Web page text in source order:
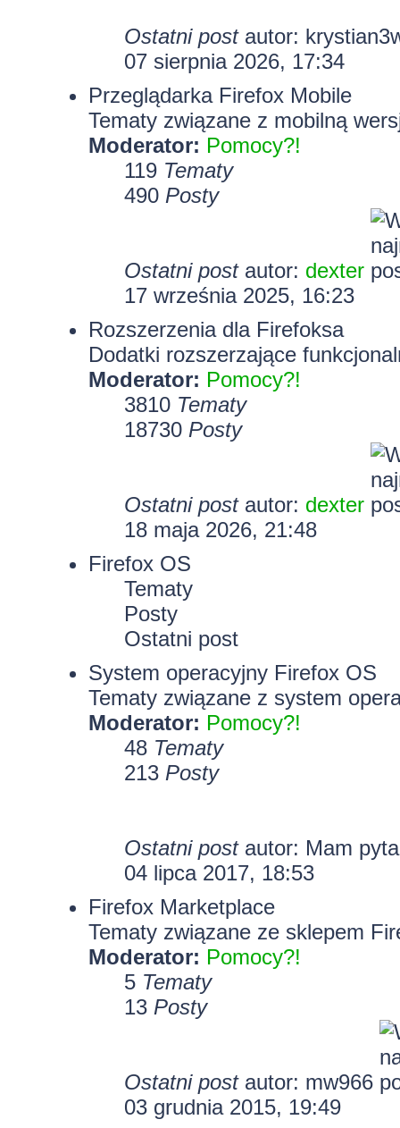
Ostatni postautor:
07 sierpnia 2026, 17:34
Przeglądarka Firefox Mobile
Tematy związane z mobilną
Moderator: Pomocy?!
119 Tematy
490 Posty
Ostatni postautor: dexter
17 września 2025, 16:23
Rozszerzenia dla Firefoksa
Dodatki rozszerzające
Moderator: Pomocy?!
3810 Tematy
18730 Posty
Ostatni postautor: dexter
18 maja 2026, 21:48
Firefox OS
Tematy
Posty
Ostatni post
System operacyjny Firefox OS
Tematy związane z system
Moderator: Pomocy?!
48 Tematy
213 Posty
Ostatni postautor: Mam
04 lipca 2017, 18:53
Firefox Marketplace
Tematy związane ze sklepem
Moderator: Pomocy?!
5 Tematy
13 Posty
Ostatni postautor: mw966
03 grudnia 2015, 19:49